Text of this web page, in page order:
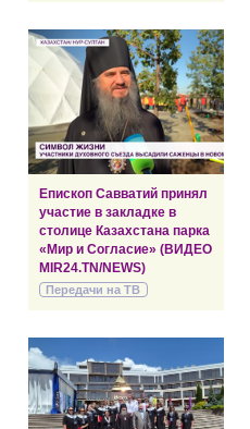
Епископ Савватий принял
участие в закладке в
столице Казахстана парка
«Мир и Согласие» (ВИДЕО
MIR24.TN/NEWS)
Передачи на ТВ